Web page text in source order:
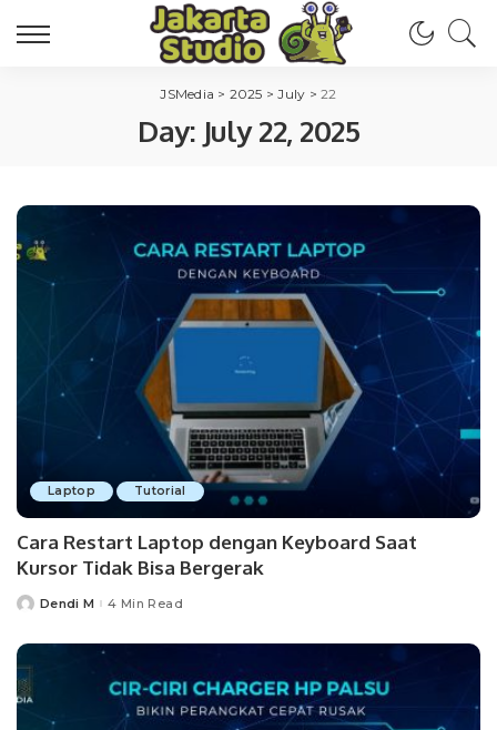
JSMedia > 2025 >July >22
Day: July 22, 2025
Laptop Tutorial
Cara Restart Laptop dengan Keyboard Saat
Kursor Tidak Bisa Bergerak
PostedDendi M 4 Min Read